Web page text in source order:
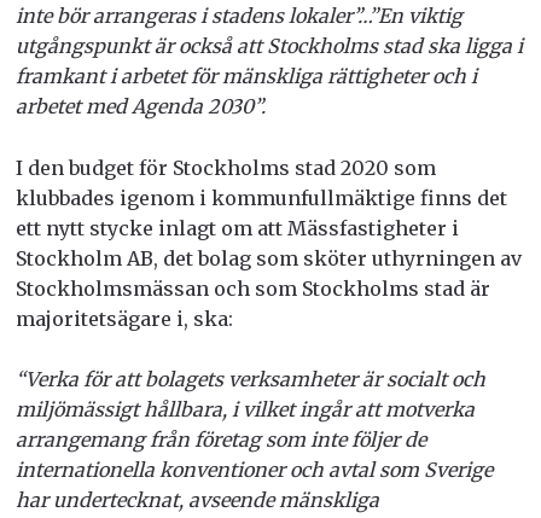
inte bör arrangeras i stadens lokaler”…”En viktig
utgångspunkt är också att Stockholms stad ska ligga i
framkant i arbetet för mänskliga rättigheter och i
arbetet med Agenda 2030”.
I den budget för Stockholms stad 2020 som
klubbades igenom i kommunfullmäktige finns det
ett nytt stycke inlagt om att Mässfastigheter i
Stockholm AB, det bolag som sköter uthyrningen av
Stockholmsmässan och som Stockholms stad är
majoritetsägare i, ska:
“Verka för att bolagets verksamheter är socialt och
miljömässigt hållbara, i vilket ingår att motverka
arrangemang från företag som inte följer de
internationella konventioner och avtal som Sverige
har undertecknat, avseende mänskliga